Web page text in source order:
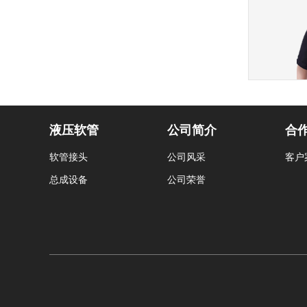
液压软管
软管接头
总成设备
公司简介
公司风采
公司荣誉
合
客户